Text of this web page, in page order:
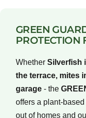
GREEN
PROTECTION
Whether Silverfish
the terrace, mites
garage - the
offers a plant-
out of homes and